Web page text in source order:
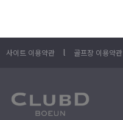
사이트 이용약관 l 골프장 이용약관